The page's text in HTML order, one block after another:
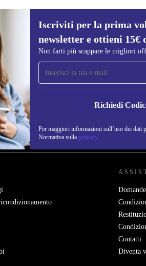
Iscriviti per la prima
newsletter e ottieni 15€
Non farti più scappare le migliori
Richiedi
Per maggiori informazioni sull’uso dei dati
Normativa sulla privacy
per la prima volta alla
e ottieni 15€ di sconto!
farti più scappare le migliori offerte.
ITALIA - RETHINK NEW.
Contatti
Diventa